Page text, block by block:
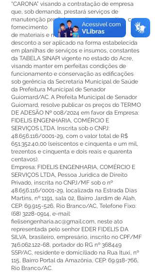
“CARONA” visando a contratação de empresa
que, sob demanda, prestará serviços de
manutenção predial preventiva e corretiva, com
fornecimento
de materiais e mão de obra, com o maior
desconto a ser aplicado na forma estabelecida
em planilhas de serviços e insumos, constantes
da TABELA SINAPI vigente no estado do Acre,
visando manter em perfeitas condições de
funcionamento e conservação as edificações
sob gerência da Secretaria Municipal de Saúde
da Prefeitura Municipal de Senador
Guiomard/AC. A Prefeita Municipal de Senador
Guiomard, resolve publicar os preços do TERMO
DE ADESÃO Nº 008/2024 em favor da Empresa:
FIDELIS ENGENHARIA, COMÉRCIO E
SERVIÇOS LTDA. Inscrita sob o CNPJ:
48.656.116/0001-29, com o valor total de R$
651.352.40,00 (seiscentos e cinquenta e um mil,
trezentos e cinquenta e dois reais e quarenta
centavos).
Empresa: FIDELIS ENGENHARIA, COMÉRCIO E
SERVIÇOS LTDA, Pessoa Jurídica de Direito
Privado, inscrita no CNPJ/MF sob o nº
48.656.116/0001-29, localizada na Estrada Dias
Martins, nº 1191, sala 02, Bairro Jardim de Alah,
CEP: 69.915-526, Rio Branco/AC, Telefone Fixo:
(68) 3228-0914, e-mail:
fielisengenharia.ac@gmail.com, neste ato
representada pelo senhor EDER FIDELIS DA
SILVA, brasileiro, empresário, inscrito no CPF/MF
746.062.122-68, portador do RG nº 368449
SSP/AC, residente e domiciliado na Rua Ituxi, nº
115, Bairro Portal da Amazônia, CEP: 69.918-766,
Rio Branco/AC.